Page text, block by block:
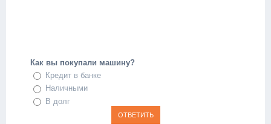
Как вы покупали машину?
Кредит в банке
Наличными
В долг